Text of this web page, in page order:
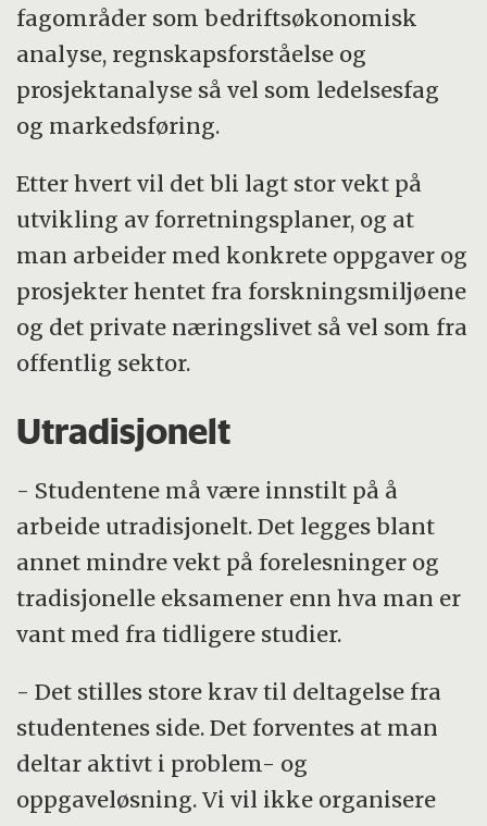
fagområder som bedriftsøkonomisk
analyse, regnskapsforståelse og
prosjektanalyse så vel som ledelsesfag
og markedsføring.
Etter hvert vil det bli lagt stor vekt på
utvikling av forretningsplaner, og at
man arbeider med konkrete oppgaver og
prosjekter hentet fra forskningsmiljøene
og det private næringslivet så vel som fra
offentlig sektor.
Utradisjonelt
- Studentene må være innstilt på å
arbeide utradisjonelt. Det legges blant
annet mindre vekt på forelesninger og
tradisjonelle eksamener enn hva man er
vant med fra tidligere studier.
- Det stilles store krav til deltagelse fra
studentenes side. Det forventes at man
deltar aktivt i problem- og
oppgaveløsning. Vi vil ikke organisere